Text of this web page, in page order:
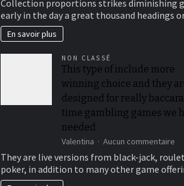
out
hit
Collection proportions strikes diminishing
early in the day a great thousand headings
En savoir plus
NON CLASSÉ
This type of include more
winning choice and they
designed for really
time gambling games we
needed
Valentina Aucun commentairesur
This
of
They are live versions from black-jack,
poker, in addition to many other game